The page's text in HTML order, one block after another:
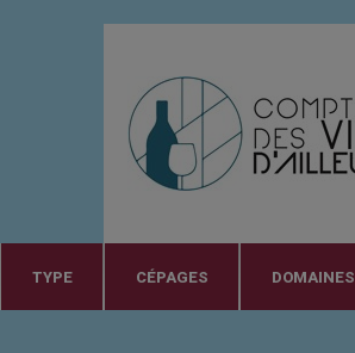
TYPE CÉPAGES DOMAINES